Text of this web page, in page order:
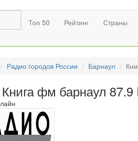
Топ 50 Рейтинг Страны
Радио городов России Барнаул
фм барнаул 87.9